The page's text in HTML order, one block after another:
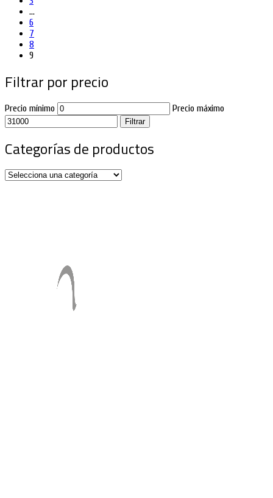
…
6
7
8
9
Filtrar por precio
Precio mínimo Precio máximo
Filtrar
Categorías de productos